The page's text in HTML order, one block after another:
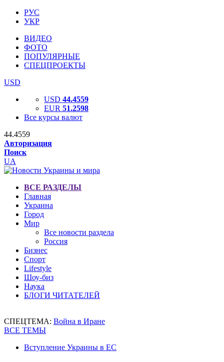
РУС
УКР
ВИДЕО
ФОТО
ПОПУЛЯРНЫЕ
СПЕЦПРОЕКТЫ
USD
USD 44.4559
EUR 51.2598
Все курсы валют
44.4559
Авторизация
Поиск
UA
ВСЕ РАЗДЕЛЫ
Главная
Украина
Город
Мир
Все новости раздела
Россия
Бизнес
Спорт
Lifestyle
Шоу-биз
Наука
БЛОГИ ЧИТАТЕЛЕЙ
СПЕЦТЕМА: Война в Иране
ВСЕ ТЕМЫ
Вступление Украины в ЕС